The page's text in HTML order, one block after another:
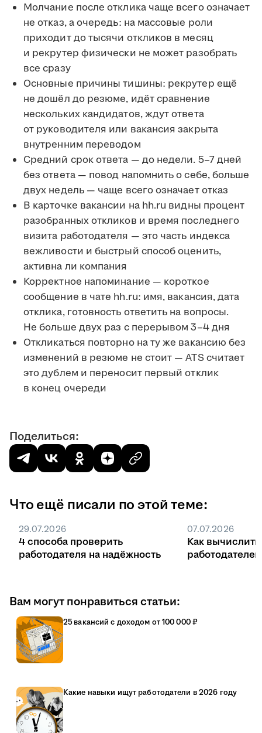
Молчание после отклика чаще всего означает
не отказ, а очередь: на массовые роли
приходит до тысячи откликов в месяц
и рекрутер физически не может разобрать
все сразу
Основные причины тишины: рекрутер ещё
не дошёл до резюме, идёт сравнение
нескольких кандидатов, ждут ответа
от руководителя или вакансия закрыта
внутренним переводом
Средний срок ответа — до недели. 5–7 дней
без ответа — повод напомнить о себе, больше
двух недель — чаще всего означает отказ
В карточке вакансии на hh.ru видны процент
разобранных откликов и время последнего
визита работодателя — это часть индекса
вежливости и быстрый способ оценить,
активна ли компания
Корректное напоминание — короткое
сообщение в чате hh.ru: имя, вакансия, дата
отклика, готовность ответить на вопросы.
Не больше двух раз с перерывом 3–4 дня
Откликаться повторно на ту же вакансию без
изменений в резюме не стоит — ATS считает
это дублем и переносит первый отклик
в конец очереди
Поделиться:
Что ещё писали по этой теме:
29.07.2026
4 способа проверить
работодателя на надёжность
07.07.2026
Как вычислить
Вам могут понравиться статьи:
25 вакансий с доходом от 100 000 ₽
Какие навыки ищут работодатели в 2026 году